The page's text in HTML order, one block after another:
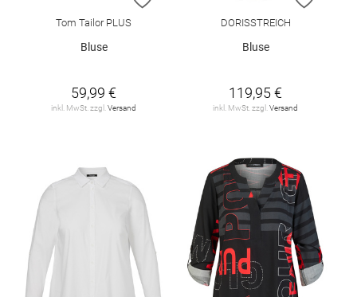
Tom Tailor PLUS
Bluse
59,99 €
inkl. MwSt. zzgl.Versand
DORISSTREICH
Bluse
119,95 €
inkl. MwSt. zzgl.Versand